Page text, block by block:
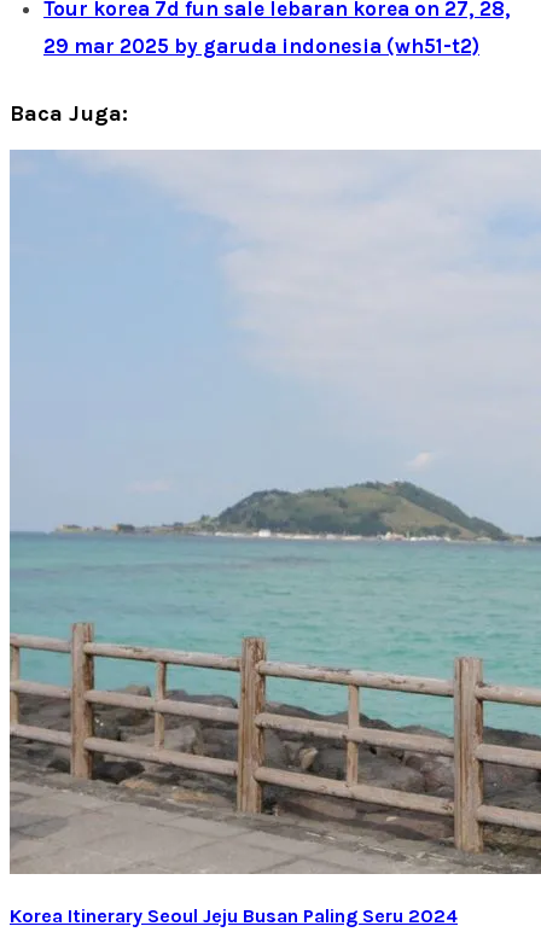
Tour korea 7d fun sale lebaran korea on 27, 28,
29 mar 2025 by garuda indonesia (wh51-t2)
Baca Juga:
Korea Itinerary Seoul Jeju Busan Paling Seru 2024